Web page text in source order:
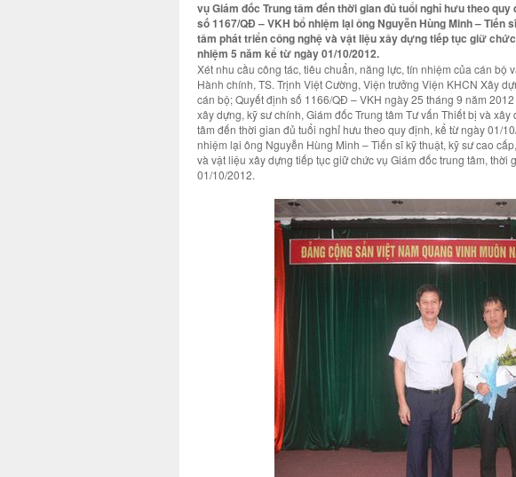
vụ Giám đốc Trung tâm đến thời gian đủ tuổi nghỉ hưu theo
số 1167/QĐ – VKH bổ nhiệm lại ông Nguyễn Hùng Minh –
tâm phát triển công nghệ và vật liệu xây dựng tiếp tục giữ
nhiệm 5 năm kể từ ngày 01/10/2012.
Xét nhu cầu công tác, tiêu chuẩn, năng lực, tín nhiệm của cán bộ
Hành chính, TS. Trịnh Việt Cường, Viện trưởng Viện KHCN Xây
cán bộ; Quyết định số 1166/QĐ – VKH ngày 25 tháng 9 năm
xây dựng, kỹ sư chính, Giám đốc Trung tâm Tư vấn Thiết bị và
tâm đến thời gian đủ tuổi nghỉ hưu theo quy định, kể từ ngày 01/
nhiệm lại ông Nguyễn Hùng Minh – Tiến sĩ kỹ thuật, kỹ sư cao
và vật liệu xây dựng tiếp tục giữ chức vụ Giám đốc trung tâm, thời
01/10/2012.